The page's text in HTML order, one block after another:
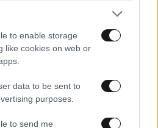
to enable storage
like cookies on web or
data to be sent to
purposes.
to send me